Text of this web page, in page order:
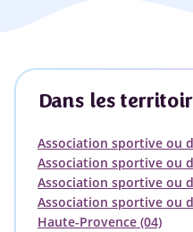
Dans les
Association sportive ou
Association sportive ou
Association sportive ou
Association sportive ou
Haute-Provence (04)